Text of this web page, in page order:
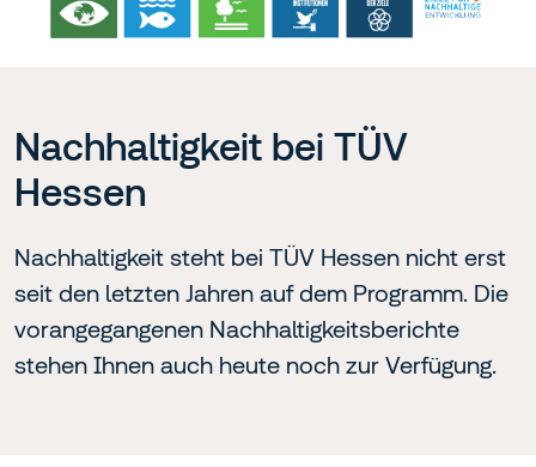
Nachhaltigkeit bei TÜV
Hessen
Nachhaltigkeit steht bei TÜV Hessen nicht erst
seit den letzten Jahren auf dem Programm. Die
vorangegangenen Nachhaltigkeitsberichte
stehen Ihnen auch heute noch zur Verfügung.